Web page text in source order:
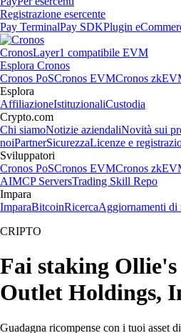
Registrazione esercente
Pay TerminalPay SDKPlugin
CronosLayer1 compatibile EVM
Esplora Cronos
Cronos PoSCronos EVMCronos
Esplora
AffiliazioneIstituzionaliCustodia
Crypto.com
Chi siamoNotizie aziendaliNovità sui
noiPartnerSicurezzaLicenze e
Sviluppatori
Cronos PoSCronos EVMCronos
AIMCP ServersTrading Skill Repo
Impara
ImparaBitcoinRicercaAggiornamenti di
CRIPTO
Fai staking
Outlet Holdings,
Guadagna ricompense con i tuoi asset